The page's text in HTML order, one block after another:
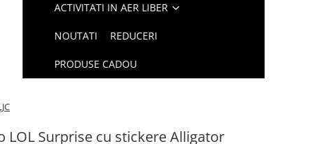
ACTIVITATI IN AER LIBER
NOUTATI REDUCERI
PRODUSE CADOU
LOL Surprise cu stickere Alligator